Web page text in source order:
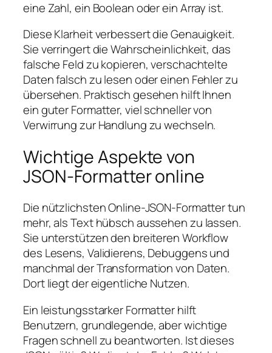
eine Zahl, ein Boolean oder ein Array ist.
Diese Klarheit verbessert die Genauigkeit.
Sie verringert die Wahrscheinlichkeit, das
falsche Feld zu kopieren, verschachtelte
Daten falsch zu lesen oder einen Fehler zu
übersehen. Praktisch gesehen hilft Ihnen
ein guter Formatter, viel schneller von
Verwirrung zur Handlung zu wechseln.
Wichtige Aspekte von
JSON-Formatter online
Die nützlichsten Online-JSON-Formatter tun
mehr, als Text hübsch aussehen zu lassen.
Sie unterstützen den breiteren Workflow
des Lesens, Validierens, Debuggens und
manchmal der Transformation von Daten.
Dort liegt der eigentliche Nutzen.
Ein leistungsstarker Formatter hilft
Benutzern, grundlegende, aber wichtige
Fragen schnell zu beantworten. Ist dieses